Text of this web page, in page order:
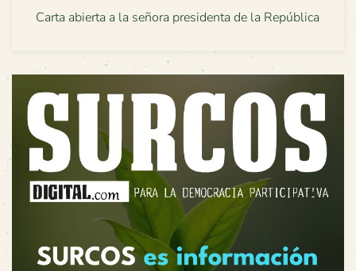
Carta abierta a la señora presidenta de la República